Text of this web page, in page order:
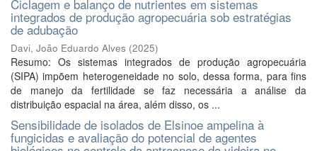
Ciclagem e balanço de nutrientes em sistemas
integrados de produção agropecuária sob estratégias
de adubação
Davi, João Eduardo Alves (2025)
Resumo: Os sistemas integrados de produção agropecuária
(SIPA) impõem heterogeneidade no solo, dessa forma, para fins
de manejo da fertilidade se faz necessária a análise da
distribuição espacial na área, além disso, os ...
Sensibilidade de isolados de Elsinoe ampelina à
fungicidas e avaliação do potencial de agentes